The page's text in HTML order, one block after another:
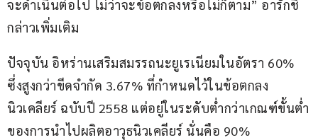
จะดำเนินต่อไป ไม่ว่าจะข้อตกลงหรือไม่ก็ตาม” อารักชี
กล่าวเพิ่มเติม
ปัจจุบัน อิหร่านเสริมสมรรถนะยูเรเนียมในอัตรา 60%
ซึ่งสูงกว่าขีดจำกัด 3.67% ที่กำหนดไว้ในข้อตกลง
นิวเคลียร์ ฉบับปี 2558 แต่อยู่ในระดับต่ำกว่าเกณฑ์ขั้นต่ำ
ของการนำไปผลิตอาวุธนิวเคลียร์ นั่นคือ 90%